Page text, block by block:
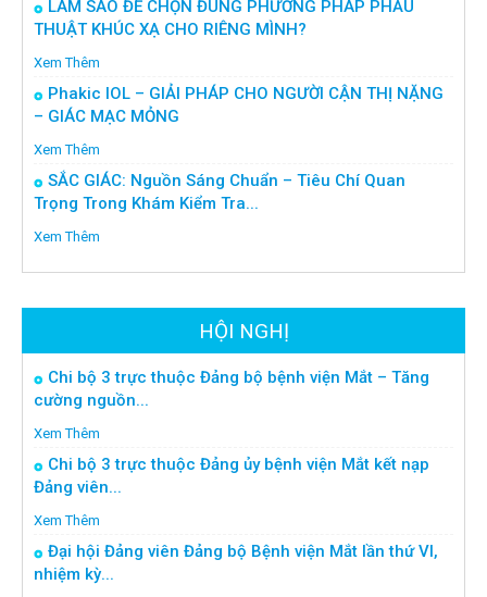
LÀM SAO ĐỂ CHỌN ĐÚNG PHƯƠNG PHÁP PHẪU
THUẬT KHÚC XẠ CHO RIÊNG MÌNH?
Xem Thêm
Phakic IOL – GIẢI PHÁP CHO NGƯỜI CẬN THỊ NẶNG
– GIÁC MẠC MỎNG
Xem Thêm
SẮC GIÁC: Nguồn Sáng Chuẩn – Tiêu Chí Quan
Trọng Trong Khám Kiểm Tra...
Xem Thêm
HỘI NGHỊ
Chi bộ 3 trực thuộc Đảng bộ bệnh viện Mắt – Tăng
cường nguồn...
Xem Thêm
Chi bộ 3 trực thuộc Đảng ủy bệnh viện Mắt kết nạp
Đảng viên...
Xem Thêm
Đại hội Đảng viên Đảng bộ Bệnh viện Mắt lần thứ VI,
nhiệm kỳ...